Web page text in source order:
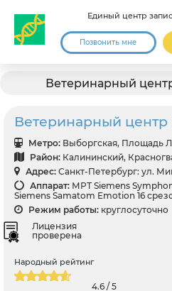
Единый центр
Позвонить мне
Ветеринарный
Ветеринарный
Метро: Выборгская, Площадь
Район: Калининский,
Адрес: Санкт-Петербург: ул.
Аппарат: МРТ Siemens
Siemens Samatom Emotion 16
Режим работы: круглосуточно
Лицензия
проверена
Народный рейтинг
4.6 / 5